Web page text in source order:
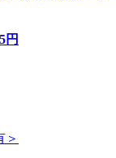
円
＞